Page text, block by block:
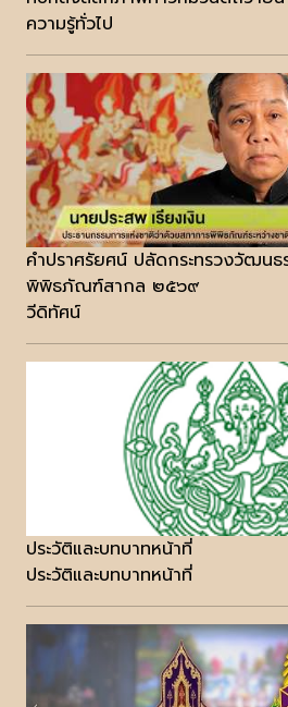
ความรู้ทั่วไป
คำปราศรัยศน์ ปลัดกระทรวงวัฒนธ
พิพิธภัณฑ์สากล ๒๕๖๙
วีดิทัศน์
ประวัติและบทบาทหน้าที่
ประวัติและบทบาทหน้าที่